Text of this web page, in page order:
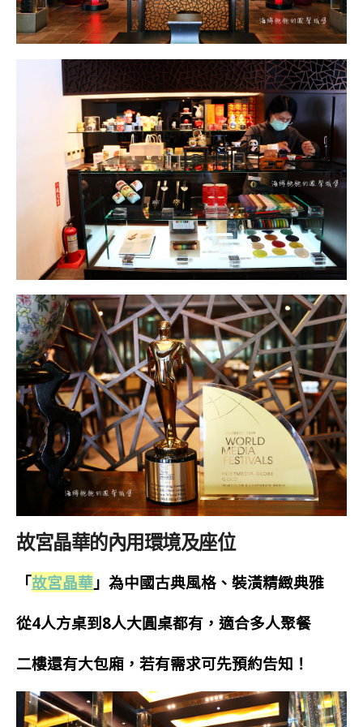
故宮晶華的內用環境及座位
「故宮晶華 」 為中國古典風格、裝潢精緻典雅
從4人方桌到8人大圓桌都有，適合多人聚餐
二樓還有大包廂，若有需求可先預約告知！